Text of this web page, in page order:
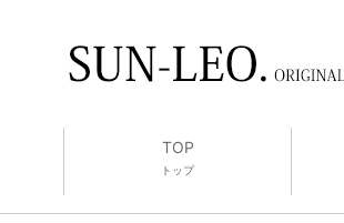
TOP
トップ